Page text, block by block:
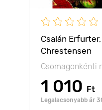
Csalán
Chrestensen
Csomagonkénti
1 010 Ft
Legalacsonyabb ár